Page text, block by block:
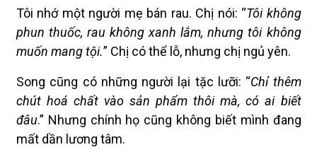
Tôi nhớ một người mẹ bán rau. Chị nói: “Tôi không
phun thuốc, rau không xanh lắm, nhưng tôi không
muốn mang tội.” Chị có thể lỗ, nhưng chị ngủ yên.
Song cũng có những người lại tặc lưỡi: “Chỉ thêm
chút hoá chất vào sản phẩm thôi mà, có ai biết
đâu.” Nhưng chính họ cũng không biết mình đang
mất dần lương tâm.